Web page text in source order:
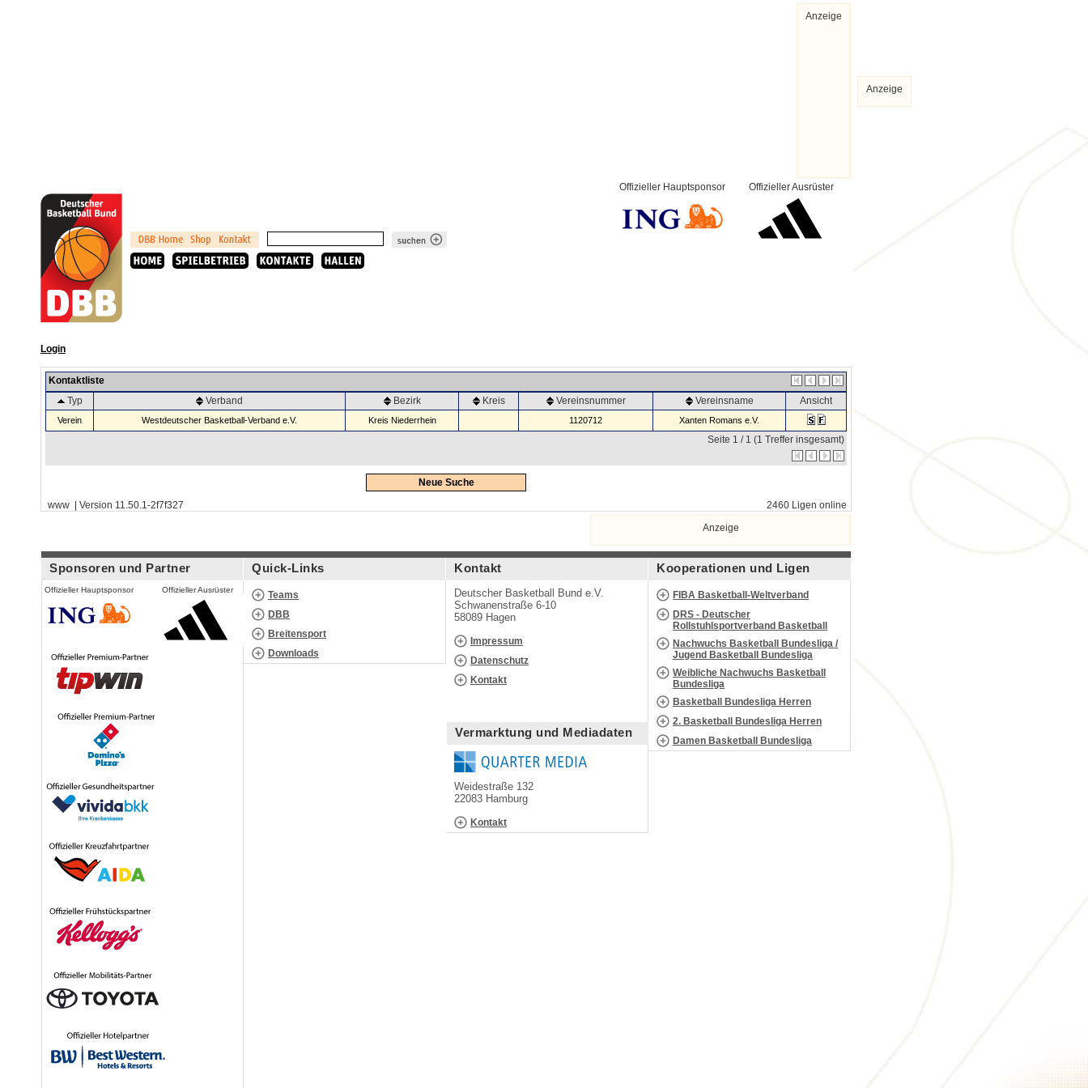
Anzeige
Offizieller Ausrüster
Offizieller Hauptsponsor
Login
Kontaktliste
Typ
Verband Bezirk Kreis Vereinsnummer Vereinsname Ansicht
Verein Westdeutscher Basketball-Verband e.V. Kreis Niederrhein 1120712 Xanten Romans e.V.
Seite 1 / 1 (1 Treffer insgesamt)
Neue Suche
www | Version 11.50.1-2f7f327
2460 Ligen online
Anzeige
Sponsoren und Partner
Offizieller Hauptsponsor Offizieller Ausrüster
Quick-Links
Teams
DBB
Breitensport
Downloads
Kontakt
Deutscher Basketball Bund e.V.
Schwanenstraße 6-10
58089 Hagen
Impressum
Datenschutz
Kontakt
Vermarktung und Mediadaten
Weidestraße 132
22083 Hamburg
Kontakt
Kooperationen und Ligen
FIBA Basketball-Weltverband
DRS - Deutscher
Rollstuhlsportverband Basketball
Nachwuchs Basketball Bundesliga /
Jugend Basketball Bundesliga
Weibliche Nachwuchs Basketball
Bundesliga
Basketball Bundesliga Herren
2. Basketball Bundesliga Herren
Damen Basketball Bundesliga
Anzeige